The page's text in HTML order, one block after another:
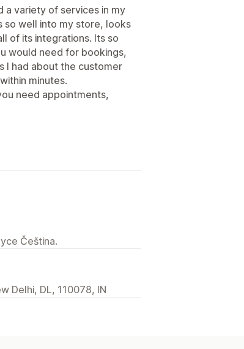
a variety of services in my
so well into my store, looks
of its integrations. Its so
would need for bookings,
I had about the customer
minutes.
need appointments,
Čeština.
Delhi, DL, 110078, IN